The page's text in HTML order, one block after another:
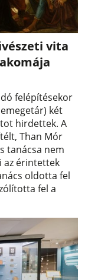
vita
felépítésekor
két
hirdettek. A
Than Mór
tanácsa nem
az érintettek
oldotta fel
fel a